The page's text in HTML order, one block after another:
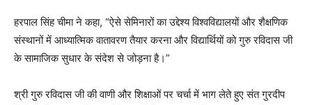
हरपाल सिंह चीमा ने कहा, “ऐसे सेमिनारों का उद्देश्य विश्वविद्यालयों और शैक्षणिक
संस्थानों में आध्यात्मिक वातावरण तैयार करना और विद्यार्थियों को गुरु रविदास जी
के सामाजिक सुधार के संदेश से जोड़ना है।”
श्री गुरु रविदास जी की वाणी और शिक्षाओं पर चर्चा में भाग लेते हुए संत गुरदीप